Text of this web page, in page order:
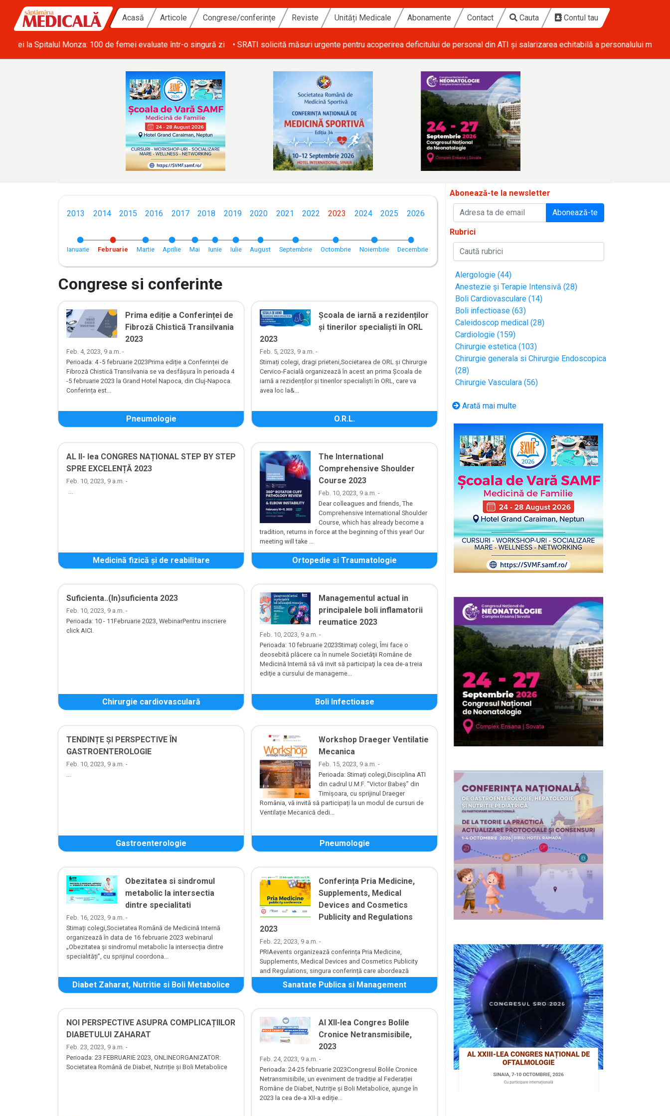
Acasă Articole Congrese/conferințe Reviste Unități Medicale Abonamente Contact Cauta Contul tau
• SRATI solicită măsuri urgente pentru acoperirea deficitului de personal din ATI și salarizarea echitabilă a personalului medical • Ponderas Academic Hospital investește 1,7 milioane
2013 2014 2015 2016 2017 2018 2019 2020 2021 2022 2023 2024 2025 2026
Ianuarie Februarie Martie Aprilie Mai Iunie Iulie August Septembrie Octombrie Noiembrie Decembrie
Congrese si conferinte
Prima ediție a Conferinței de
Fibroză Chistică Transilvania
2023
Feb. 4, 2023, 9 a.m. -
Perioada: 4 -5 februarie 2023Prima ediție a Conferinței de
Fibroză Chistică Transilvania se va desfășura în perioada 4
-5 februarie 2023 la Grand Hotel Napoca, din Cluj-Napoca.
Conferința est...
Pneumologie
Școala de iarnă a rezidenților
și tinerilor specialiști în ORL
2023
Feb. 5, 2023, 9 a.m. -
Stimați colegi, dragi prieteni,Societarea de ORL și Chirurgie
Cervico-Facială organizează în acest an prima Școala de
iarnă a rezidenților și tinerilor specialiști în ORL, care va
avea loc la&...
O.R.L.
AL II- lea CONGRES NAȚIONAL STEP BY STEP
SPRE EXCELENȚĂ 2023
Feb. 10, 2023, 9 a.m. -
...
Medicină fizică și de reabilitare
The International
Comprehensive Shoulder
Course 2023
Feb. 10, 2023, 9 a.m. -
Dear colleagues and friends, The
Comprehensive International Shoulder
Course, which has already become a
tradition, returns in force at the beginning of this year! Our
meeting will take ...
Ortopedie si Traumatologie
Suficienta..(In)suficienta 2023
Feb. 10, 2023, 9 a.m. -
Perioada: 10 - 11Februarie 2023, WebinarPentru inscriere
click AICI.
Chirurgie cardiovasculară
Managementul actual in
principalele boli inflamatorii
reumatice 2023
Feb. 10, 2023, 9 a.m. -
Perioada: 10 februarie 2023Stimaţi colegi, Îmi face o
deosebită plăcere ca în numele Societăţii Române de
Medicină Internă să vă invit să participaţi la cea de-a treia
ediţie a cursului de manageme...
Boli Infectioase
TENDINȚE ȘI PERSPECTIVE ÎN
GASTROENTEROLOGIE
Feb. 10, 2023, 9 a.m. -
...
Gastroenterologie
Workshop Draeger Ventilatie
Mecanica
Feb. 15, 2023, 9 a.m. -
Perioada: Stimați colegi,Disciplina ATI
din cadrul U.M.F. “Victor Babeș” din
Timișoara, cu sprijinul Draeger
România, vă invită să participați la un modul de cursuri de
Ventilație Mecanică dedi...
Pneumologie
Obezitatea si sindromul
metabolic la intersectia
dintre specialitati
Feb. 16, 2023, 9 a.m. -
Stimați colegi,Societatea Română de Medicină Internă
organizează în data de 16 februarie 2023 webinarul
„Obezitatea și sindromul metabolic la intersecția dintre
specialități”, cu sprijinul coordona...
Diabet Zaharat, Nutritie si Boli Metabolice
Conferința Pria Medicine,
Supplements, Medical
Devices and Cosmetics
Publicity and Regulations
2023
Feb. 22, 2023, 9 a.m. -
PRIAevents organizează conferința Pria Medicine,
Supplements, Medical Devices and Cosmetics Publicity
and Regulations, singura conferință care abordează
aceste tematici, aflată deja la ediți...
Sanatate Publica si Management
NOI PERSPECTIVE ASUPRA COMPLICAȚIILOR
DIABETULUI ZAHARAT
Feb. 23, 2023, 9 a.m. -
Perioada: 23 FEBRUARIE 2023, ONLINEORGANIZATOR:
Societatea Română de Diabet, Nutriție și Boli Metabolice
Al XII-lea Congres Bolile
Cronice Netransmisibile,
2023
Feb. 24, 2023, 9 a.m. -
Perioada: 24-25 februarie 2023Congresul Bolile Cronice
Netransmisibile, un eveniment de tradiție al Federației
Române de Diabet, Nutriție și Boli Metabolice, ajunge în
2023 la cea de-a XII-a ediție...
Abonează-te la newsletter
Abonează-te
Rubrici
Alergologie (44)
Anestezie și Terapie Intensivă (28)
Boli Cardiovasculare (14)
Boli infectioase (63)
Caleidoscop medical (28)
Cardiologie (159)
Chirurgie estetica (103)
Chirurgie generala si Chirurgie Endoscopica
(28)
Chirurgie Vasculara (56)
Arată mai multe